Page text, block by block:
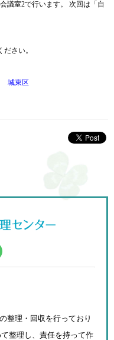
議室2で行います。 次回は「自
さい。
城東区
整理・回収を行っており
整理し、責任を持って作